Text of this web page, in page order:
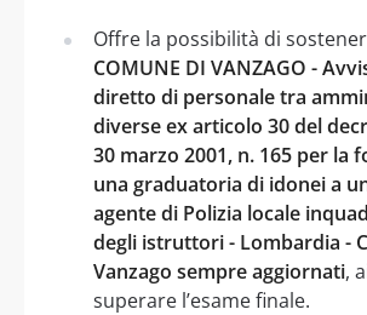
Offre la possibilità di
COMUNE DI VANZAGO -
diretto di personale tra
diverse ex articolo 30 del
30 marzo 2001, n. 165 per la
una graduatoria di idonei a
agente di Polizia locale
degli istruttori - Lombardia -
Vanzago sempre aggiornati,
superare l’esame finale.